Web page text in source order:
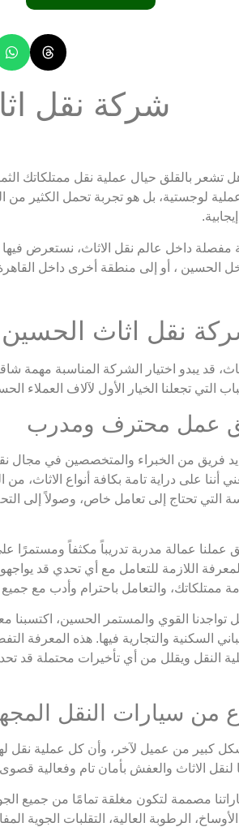
شركة نقل
بالقلق حيال عملية نقل ممتلكاتك
لوجستية، بل هو تجربة تحمل الكثير من
داخل عالم نقل الاثاث، نستعرض فيها
الحسين ، أو إلى منطقة أخرى داخل
نقل اثاث الحسين
قد يبدو اختيار الشركة المناسبة مهمة
تجعلنا الخيار الأول لآلاف العملاء
فريق من الخبراء والمتخصصين في مجال
أننا على دراية تامة بكافة أنواع الاثاث،
التي تحتاج إلى تعامل خاص، وصولاً إلى
عملنا عمالة مدربة تدريباً مكثفاً ومستمرًا
اللازمة للتعامل مع أي تحدي قد
ممتلكاتك، والتعامل باحترام وأدب مع جميع
تواجدنا القوي والمستمر الحسين، اكتسبنا
السكنية والتجارية فيها. هذه المعرفة
ويقلل من أي تأخيرات محتملة قد تحدث
كبير من عميل لآخر، وأن كل عملية نقل
الاثاث والعفش بأمان تام وفعالية
مصممة لتكون مغلقة تمامًا من جميع
الرطوبة العالية، التقلبات